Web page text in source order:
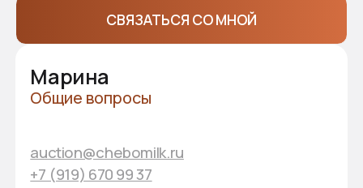
Схема проезда
ул. Промышленная, 1Б, п. Новое Атлашево,
Чебоксарский МО